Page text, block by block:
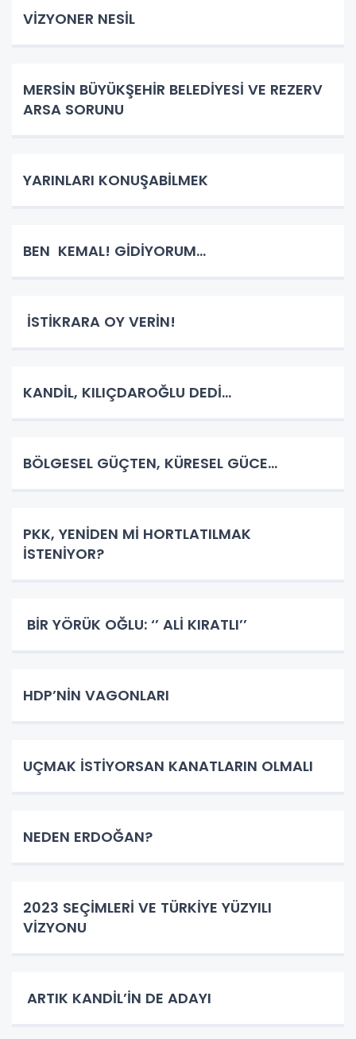
VİZYONER NESİL
MERSİN BÜYÜKŞEHİR BELEDİYESİ VE REZERV
ARSA SORUNU
YARINLARI KONUŞABİLMEK
BEN KEMAL! GİDİYORUM…
İSTİKRARA OY VERİN!
KANDİL, KILIÇDAROĞLU DEDİ…
BÖLGESEL GÜÇTEN, KÜRESEL GÜCE…
PKK, YENİDEN Mİ HORTLATILMAK
İSTENİYOR?
BİR YÖRÜK OĞLU: ‘’ ALİ KIRATLI’’
HDP’NİN VAGONLARI
UÇMAK İSTİYORSAN KANATLARIN OLMALI
NEDEN ERDOĞAN?
2023 SEÇİMLERİ VE TÜRKİYE YÜZYILI
VİZYONU
ARTIK KANDİL’İN DE ADAYI